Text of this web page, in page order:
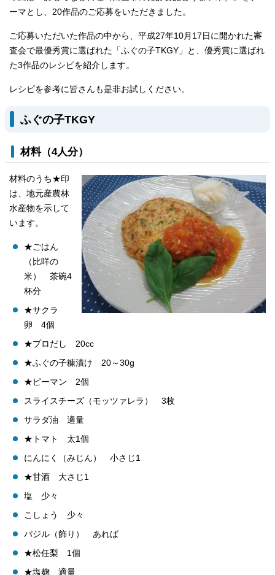
ーマとし、20作品のご応募をいただきました。
ご応募いただいた作品の中から、平成27年10月17日に開かれた審
査会で最優秀賞に選ばれた「ふぐの子TKGY」と、優秀賞に選ばれ
た3作品のレシピを紹介します。
レシピを参考に皆さんも是非お試しください。
ふぐの子TKGY
材料（4人分）
材料のうち★印
は、地元産農林
水産物を示して
います。
★ごはん
（比咩の
米） 茶碗4
杯分
★サクラ
卵 4個
★プロだし 20cc
★ふぐの子糠漬け 20～30g
★ピーマン 2個
スライスチーズ（モッツァレラ） 3枚
サラダ油 適量
★トマト 太1個
にんにく（みじん） 小さじ1
★甘酒 大さじ1
塩 少々
こしょう 少々
バジル（飾り） あれば
★松任梨 1個
★塩麹 適量